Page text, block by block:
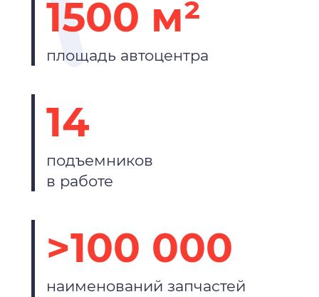
1500 м²
площадь автоцентра
14
подъемников
в работе
>100 000
наименований запчастей